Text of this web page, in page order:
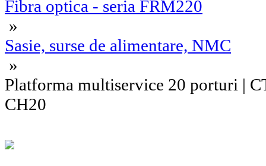
Fibra optica - seria FRM220
»
Sasie, surse de alimentare, NMC
»
Platforma multiservice 20 porturi |
CH20